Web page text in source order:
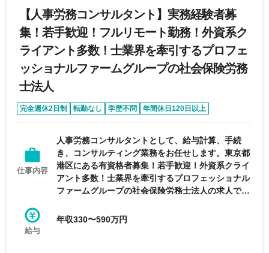
【人事労務コンサルタント】実務経験者募
集！若手歓迎！フルリモート勤務！外資系ク
ライアント多数！士業界を牽引するプロフェ
ッショナルファームグループの社会保険労務
士法人
完全週休2日制 転勤なし 学歴不問
年間休日120日以上
経験者優遇
仕事内容
人事労務コンサルタントとして、給与計算、手続
き、コンサルティング業務をお任せします。東京都
港区にある有資格者募集！若手歓迎！外資系クライ
アント多数！士業界を牽引するプロフェッショナル
ファームグループの社会保険労務士法人の求人で
給与
年収330〜590万円